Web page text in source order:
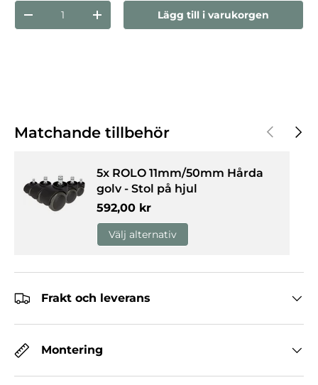
nummer
Minska mängdenÖka kvantitetenLägg till i varukorgen
Matchande tillbehör Nästa
5x ROLO 11mm/50mm Hårda
golv - Stol på hjul
Normalpris
592,00 kr
Välj alternativ
Frakt och leverans
Montering